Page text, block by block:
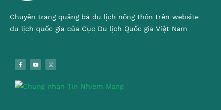
Chuyên trang quảng bá du lịch nông thôn trên website
du lịch quốc gia của Cục Du lịch Quốc gia Việt Nam